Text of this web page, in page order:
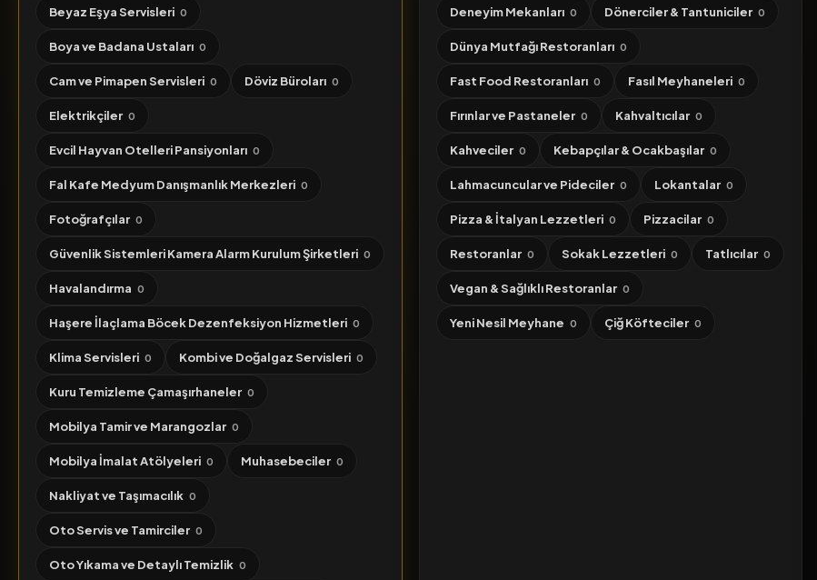
Beyaz Eşya Servisleri 0
Boya ve Badana Ustaları 0
Cam ve Pimapen Servisleri 0 Döviz Büroları 0
Elektrikçiler 0
Evcil Hayvan Otelleri Pansiyonları 0
Fal Kafe Medyum Danışmanlık Merkezleri 0
Fotoğrafçılar 0
Güvenlik Sistemleri Kamera Alarm Kurulum Şirketleri 0
Havalandırma 0
Haşere İlaçlama Böcek Dezenfeksiyon Hizmetleri 0
Klima Servisleri 0 Kombi ve Doğalgaz Servisleri 0
Kuru Temizleme Çamaşırhaneler 0
Mobilya Tamir ve Marangozlar 0
Mobilya İmalat Atölyeleri 0 Muhasebeciler 0
Nakliyat ve Taşımacılık 0
Oto Servis ve Tamirciler 0
Oto Yıkama ve Detaylı Temizlik 0
Deneyim Mekanları 0 Dönerciler & Tantuniciler 0
Dünya Mutfağı Restoranları 0
Fast Food Restoranları 0 Fasıl Meyhaneleri 0
Fırınlar ve Pastaneler 0 Kahvaltıcılar 0
Kahveciler 0 Kebapçılar & Ocakbaşılar 0
Lahmacuncular ve Pideciler 0 Lokantalar 0
Pizza & İtalyan Lezzetleri 0 Pizzacilar 0
Restoranlar 0 Sokak Lezzetleri 0 Tatlıcılar 0
Vegan & Sağlıklı Restoranlar 0
Yeni Nesil Meyhane 0 Çiğ Köfteciler 0